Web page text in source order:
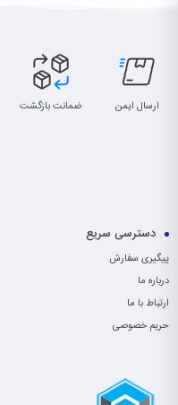
ارسال ایمن ضمانت بازگشت
دسترسی سریع
پیگیری سفارش
درباره ما
ارتباط با ما
حریم خصوصی